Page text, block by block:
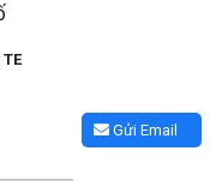
Gửi Email